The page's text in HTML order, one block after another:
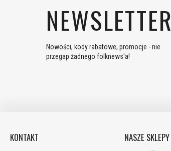
NEWSLETTER
Nowości, kody rabatowe, promocje - nie
przegap żadnego folknews'a!
KONTAKT NASZE SKLEPY